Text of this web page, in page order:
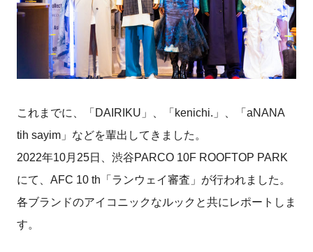
これまでに、「DAIRIKU」、「kenichi.」、「aNANA
tih sayim」などを輩出してきました。
2022年10月25日、渋谷PARCO 10F ROOFTOP PARK
にて、AFC 10 th「ランウェイ審査」が行われました。
各ブランドのアイコニックなルックと共にレポートしま
す。